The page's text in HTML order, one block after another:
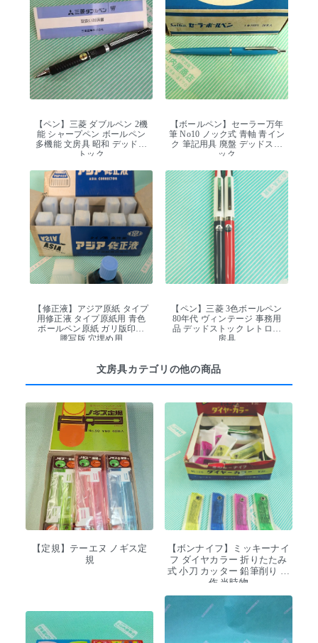
【ペン】三菱 ダブルペン 2機
能 シャープペン ボールペン
多機能 文房具 昭和 デッドス
トック
【ボールペン】セーラー万年
筆 No10 ノック式 青軸 青イン
ク 筆記用具 廃盤 デッドスト
ック
【修正液】アジア原紙 タイプ
用修正液 タイプ原紙用 青色
ボールペン原紙 ガリ版印刷
謄写版 穴埋め用
【ペン】三菱 3色ボールペン
80年代 ヴィンテージ 事務用
品 デッドストック レトロ文
房具
文房具カテゴリの他の商品
【定規】テーエヌ ノギス定
規
【ボンナイフ】ミッキーナイ
フ ダイヤカラー 折りたたみ
式 小刀 カッター 鉛筆削り 工
作 当時物